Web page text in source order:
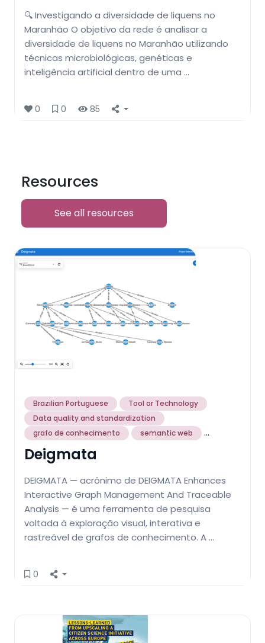
🔍 Investigando a diversidade de liquens no
Maranhão O objetivo da rede é analisar a
diversidade de liquens no Maranhão utilizando
técnicas microbiológicas, genéticas e
inteligência artificial dentro de uma …
0 0 85
Resources
See all resources
Brazilian Portuguese
Tool or Technology
Data quality and standardization
grafo de conhecimento
semantic web ...
Deigmata
DEIGMATA — acrônimo de DEIGMATA Enhances
Interactive Graph Management And Traceable
Analysis — é uma ferramenta de pesquisa
voltada à exploração visual, interativa e
rastreável de grafos de conhecimento. A …
0